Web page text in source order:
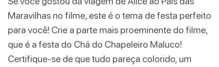
Maravilhas no filme, este é o tema de festa perfeito
para você! Crie a parte mais proeminente do filme,
que é a festa do Chá do Chapeleiro Maluco!
Certifique-se de que tudo pareça colorido, um